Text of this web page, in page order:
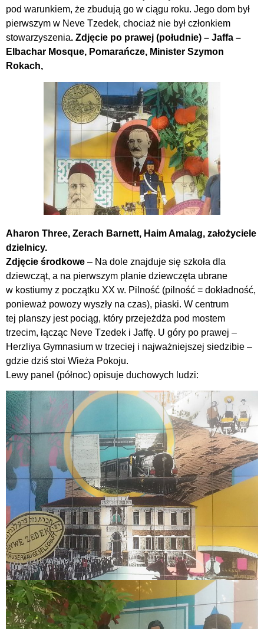
pod warunkiem, że zbudują go w ciągu roku. Jego dom był
pierwszym w Neve Tzedek, chociaż nie był członkiem
stowarzyszenia. Zdjęcie po prawej (południe) – Jaffa –
Elbachar Mosque, Pomarańcze, Minister Szymon
Rokach,
Aharon Three, Zerach Barnett, Haim Amalag, założyciele
dzielnicy.
Zdjęcie środkowe – Na dole znajduje się szkoła dla
dziewcząt, a na pierwszym planie dziewczęta ubrane
w kostiumy z początku XX w. Pilność (pilność = dokładność,
ponieważ powozy wyszły na czas), piaski. W centrum
tej planszy jest pociąg, który przejeżdża pod mostem
trzecim, łącząc Neve Tzedek i Jaffę. U góry po prawej –
Herzliya Gymnasium w trzeciej i najważniejszej siedzibie –
gdzie dziś stoi Wieża Pokoju.
Lewy panel (północ) opisuje duchowych ludzi: